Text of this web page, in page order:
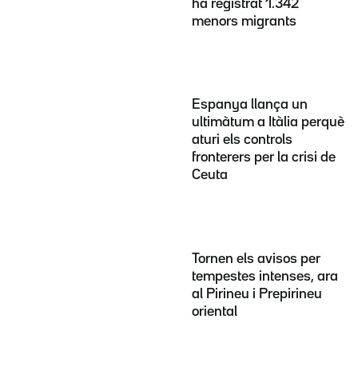
ha registrat 1.342
menors migrants
Espanya llança un
ultimàtum a Itàlia perquè
aturi els controls
fronterers per la crisi de
Ceuta
Tornen els avisos per
tempestes intenses, ara
al Pirineu i Prepirineu
oriental